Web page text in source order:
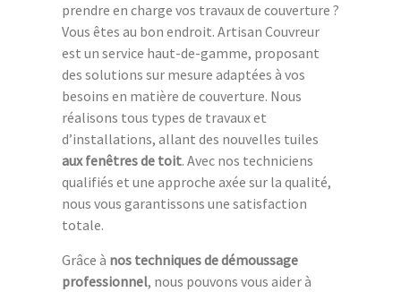
prendre en charge vos travaux de couverture ?
Vous êtes au bon endroit. Artisan Couvreur
est un service haut-de-gamme, proposant
des solutions sur mesure adaptées à vos
besoins en matière de couverture. Nous
réalisons tous types de travaux et
d’installations, allant des nouvelles tuiles
aux fenêtres de toit. Avec nos techniciens
qualifiés et une approche axée sur la qualité,
nous vous garantissons une satisfaction
totale.
Grâce à nos techniques de démoussage
professionnel, nous pouvons vous aider à